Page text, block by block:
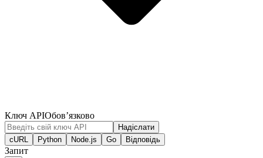
Ключ APIОбов’язково
Надіслати
cURL
Python Node.js Go Відповідь
Запит